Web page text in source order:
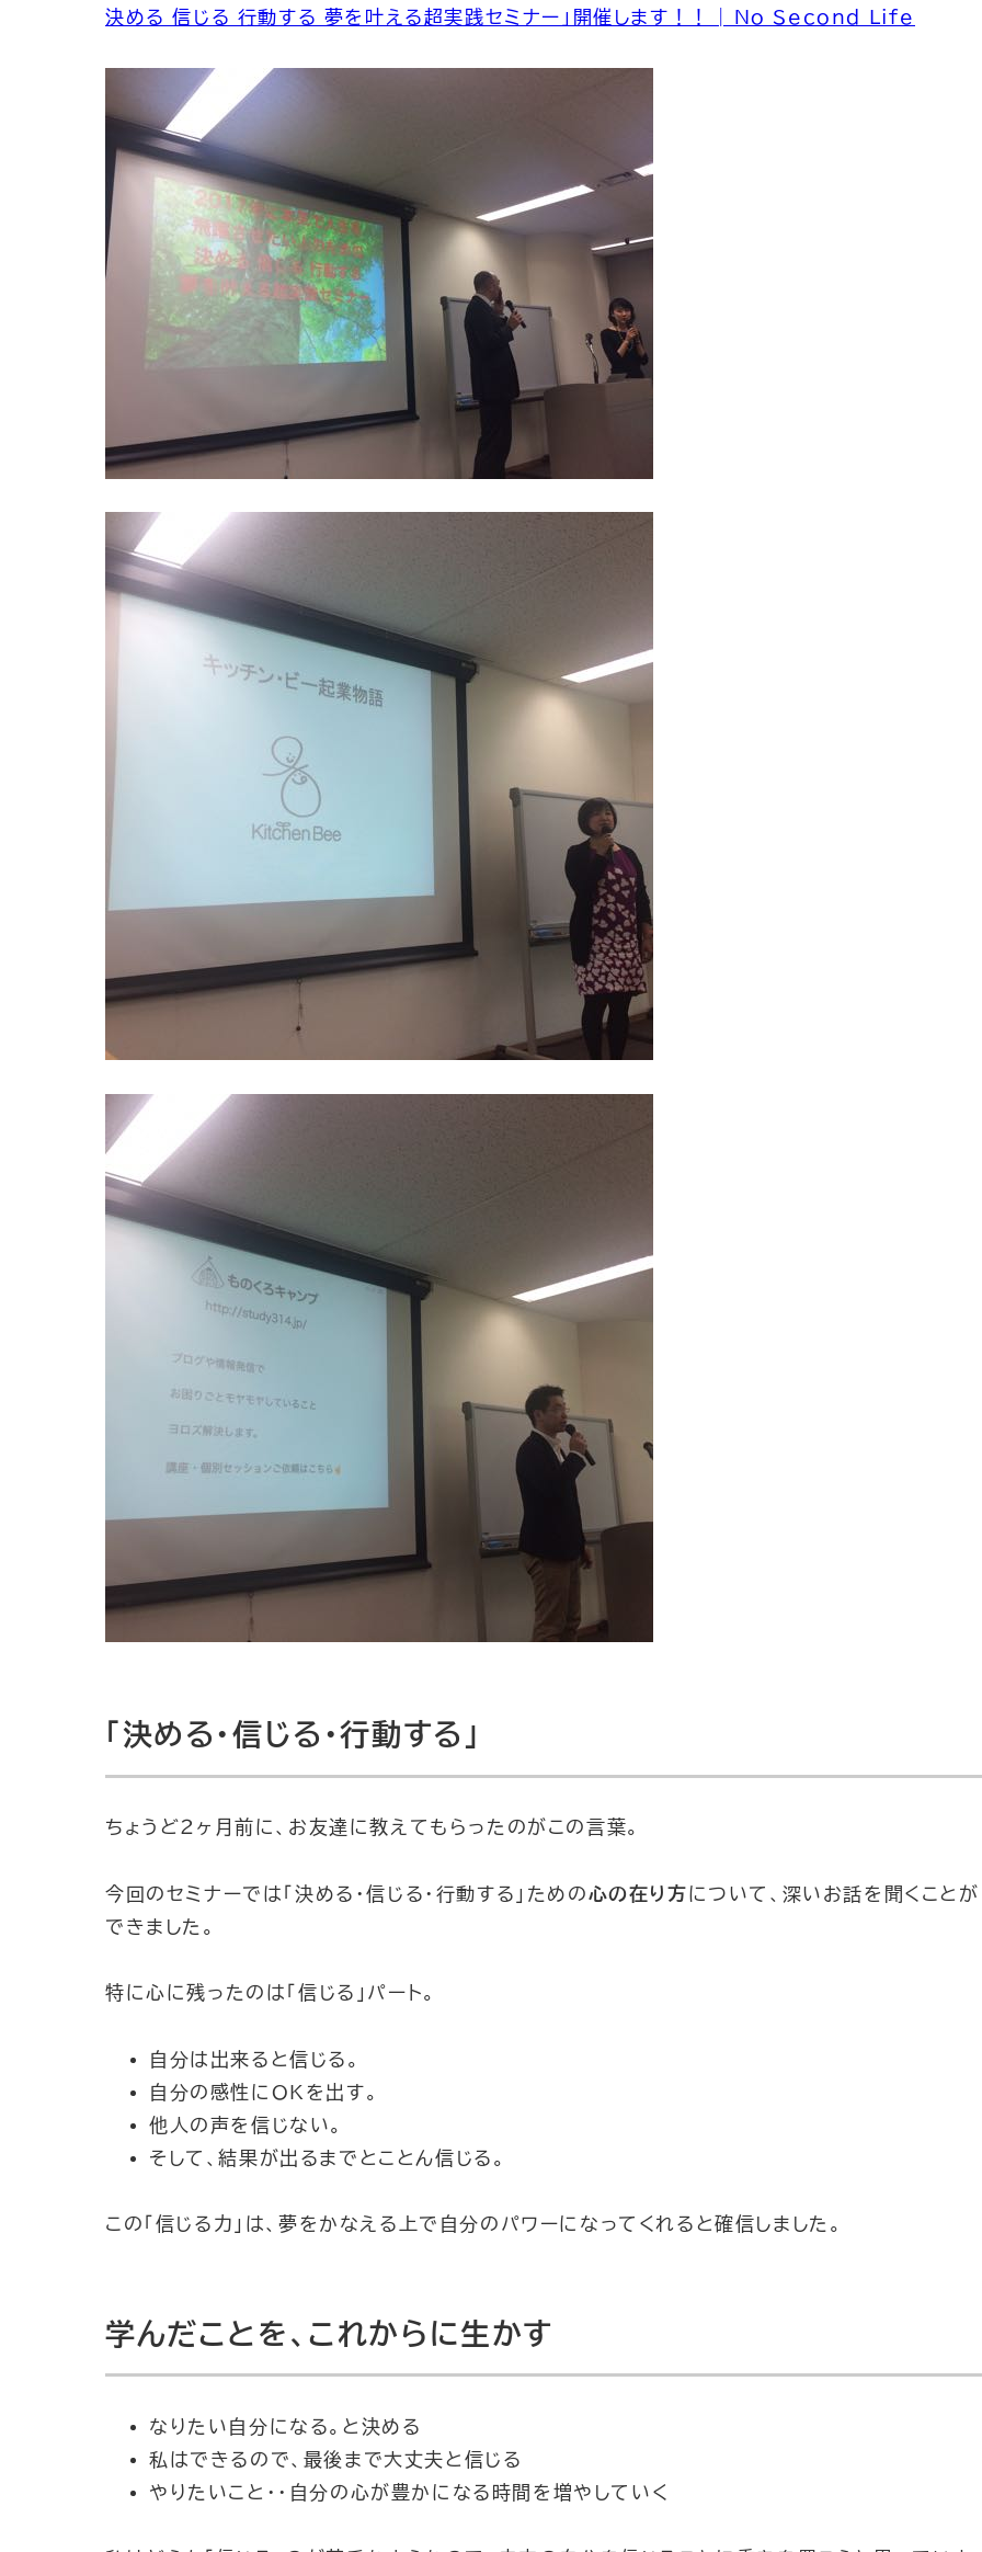
決める 信じる 行動する 夢を叶える超実践セミナー」開催します！！ | No Second Life
「決める・信じる・行動する」
ちょうど２ヶ月前に、お友達に教えてもらったのがこの言葉。
今回のセミナーでは「決める・信じる・行動する」ための心の在り方について、深いお話を聞くことが
できました。
特に心に残ったのは「信じる」パート。
自分は出来ると信じる。
自分の感性にOKを出す。
他人の声を信じない。
そして、結果が出るまでとことん信じる。
この「信じる力」は、夢をかなえる上で自分のパワーになってくれると確信しました。
学んだことを、これからに生かす
なりたい自分になる。と決める
私はできるので、最後まで大丈夫と信じる
やりたいこと・・自分の心が豊かになる時間を増やしていく